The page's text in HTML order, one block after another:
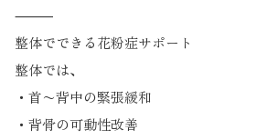
⸻
整体でできる花粉症サポート
整体では、
・首〜背中の緊張緩和
・背骨の可動性改善